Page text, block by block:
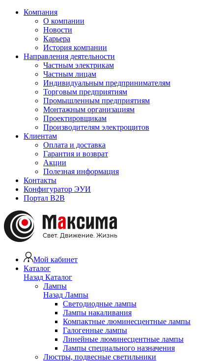
Компания
О компании
Новости
Карьера
История компании
Направления деятельности
Частным электрикам
Частным лицам
Индивидуальным предпринимателям
Торговым предприятиям
Промышленным предприятиям
Монтажным организациям
Проектировщикам
Производителям электрощитов
Клиентам
Оплата и доставка
Гарантия и возврат
Акции
Полезная информация
Контакты
Конфигуратор ЭУИ
Портал B2B
Мой кабинет
Каталог
Назад Каталог
Лампы
Назад Лампы
Светодиодные лампы
Лампы накаливания
Компактные люминесцентные лампы
Галогенные лампы
Линейные люминесцентные лампы
Лампы специального назначения
Люстры, подвесные светильники